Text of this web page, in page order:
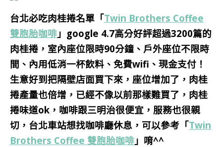
台北必吃肉桂捲名單「Twin Brothers Coffee
雙胞胎咖啡 」 google 4.7高分好評超過3200篇的
肉桂捲，室內座位限時90分鐘、戶外座位不限時
間、內用低消一杯飲料、免費wifi、現金支付！
生意好到把隔壁店面買下來，座位增加了，肉桂
捲產量也倍增，已經不像以前那樣難買了，肉桂
捲味道ok，咖啡跟三明治很便宜，服務也很親
切， 台北車站想找咖啡廳休息，可以參考 「Twin
Brothers Coffee 雙胞胎咖啡 」 唷^^